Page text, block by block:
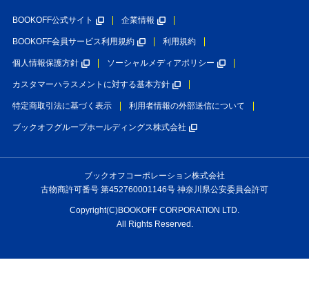
BOOKOFF公式サイト 企業情報
BOOKOFF会員サービス利用規約 利用規約
個人情報保護方針 ソーシャルメディアポリシー
カスタマーハラスメントに対する基本方針
特定商取引法に基づく表示 利用者情報の外部送信について
ブックオフグループホールディングス株式会社
ブックオフコーポレーション株式会社
古物商許可番号 第452760001146号 神奈川県公安委員会許可
Copyright(C)BOOKOFF CORPORATION LTD.
All Rights Reserved.